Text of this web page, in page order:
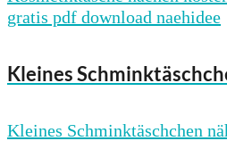
Kleines
Kleines Schminktäschchen